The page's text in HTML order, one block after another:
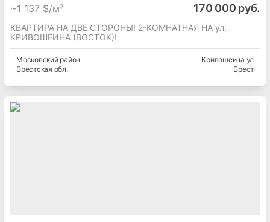
~1 137 $/м² 170 000 руб.
КВАРТИРА НА ДВЕ СТОРОНЫ! 2-КОМНАТНАЯ НА ул.
КРИВОШЕИНА (ВОСТОК)!
Московскийрайон
Брестская обл.
Кривошеина ул
Брест